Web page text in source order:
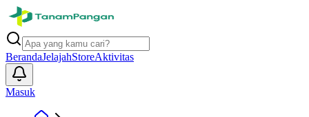
BerandaJelajahStoreAktivitas
Masuk